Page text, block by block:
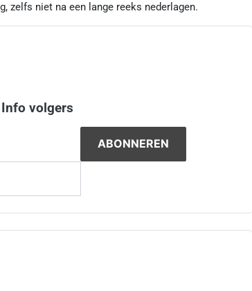
zelfs niet na een lange reeks nederlagen.
volgers